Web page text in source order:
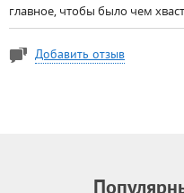
главное, чтобы было чем
Добавить отзыв